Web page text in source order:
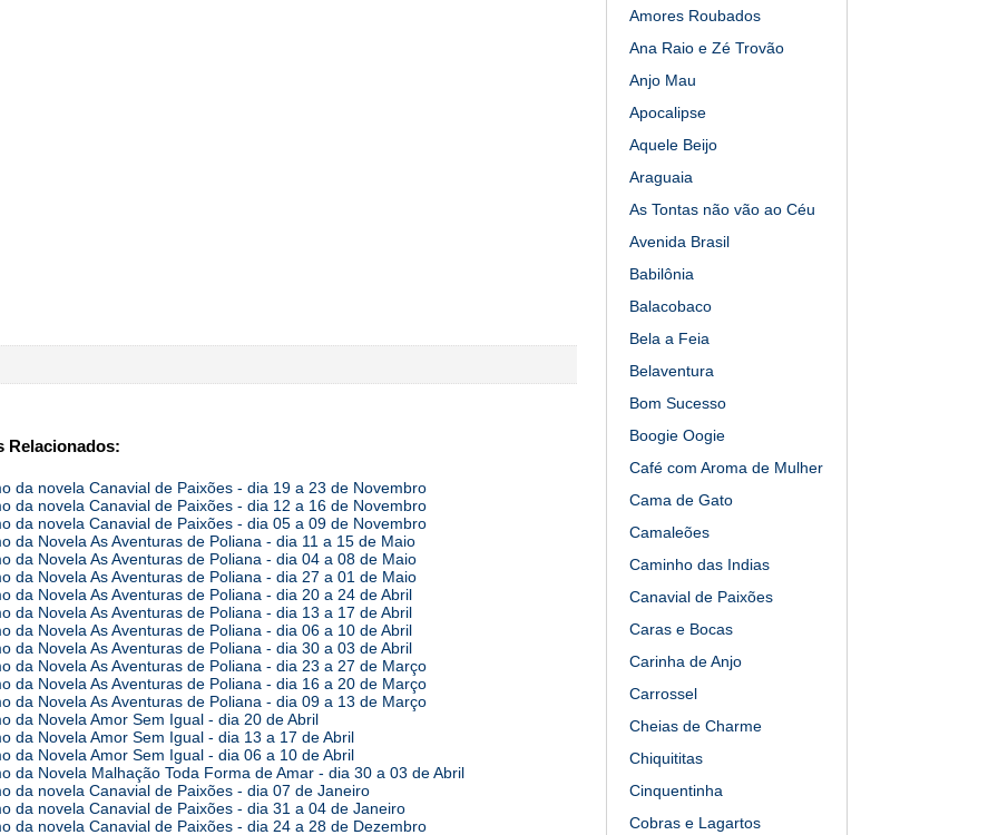
Relacionados:
da novela Canavial de Paixões - dia 19 a 23 de Novembro
da novela Canavial de Paixões - dia 12 a 16 de Novembro
da novela Canavial de Paixões - dia 05 a 09 de Novembro
da Novela As Aventuras de Poliana - dia 11 a 15 de Maio
da Novela As Aventuras de Poliana - dia 04 a 08 de Maio
da Novela As Aventuras de Poliana - dia 27 a 01 de Maio
da Novela As Aventuras de Poliana - dia 20 a 24 de Abril
da Novela As Aventuras de Poliana - dia 13 a 17 de Abril
da Novela As Aventuras de Poliana - dia 06 a 10 de Abril
da Novela As Aventuras de Poliana - dia 30 a 03 de Abril
da Novela As Aventuras de Poliana - dia 23 a 27 de Março
da Novela As Aventuras de Poliana - dia 16 a 20 de Março
da Novela As Aventuras de Poliana - dia 09 a 13 de Março
da Novela Amor Sem Igual - dia 20 de Abril
da Novela Amor Sem Igual - dia 13 a 17 de Abril
da Novela Amor Sem Igual - dia 06 a 10 de Abril
da Novela Malhação Toda Forma de Amar - dia 30 a 03 de Abril
da novela Canavial de Paixões - dia 07 de Janeiro
da novela Canavial de Paixões - dia 31 a 04 de Janeiro
da novela Canavial de Paixões - dia 24 a 28 de Dezembro
Amores Roubados
Ana Raio e Zé Trovão
Anjo Mau
Apocalipse
Aquele Beijo
Araguaia
As Tontas não vão ao Céu
Avenida Brasil
Babilônia
Balacobaco
Bela a Feia
Belaventura
Bom Sucesso
Boogie Oogie
Café com Aroma de Mulher
Cama de Gato
Camaleões
Caminho das Indias
Canavial de Paixões
Caras e Bocas
Carinha de Anjo
Carrossel
Cheias de Charme
Chiquititas
Cinquentinha
Cobras e Lagartos